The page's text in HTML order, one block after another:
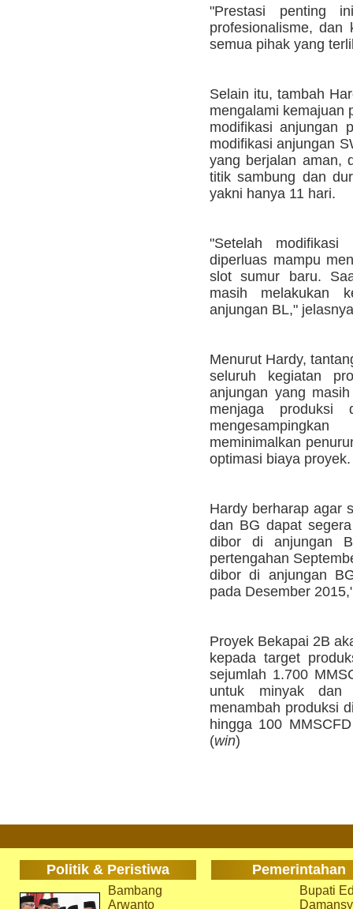
"Prestasi penting
profesionalisme, dan
semua pihak yang
Selain itu, tambah
mengalami kemajuan
modifikasi anjungan
modifikasi anjungan
yang berjalan aman,
titik sambung dan
yakni hanya 11 hari.
"Setelah
diperluas mampu
slot sumur baru.
masih melakukan
anjungan BL,"
Menurut Hardy,
seluruh kegiatan
anjungan yang
menjaga produksi
meminimalkan
optimasi biaya proyek.
Hardy berharap agar
dan BG dapat
dibor di anjungan
pertengahan
dibor di anjungan
pada Desember
Proyek Bekapai 2B
kepada target
sejumlah 1.700
untuk minyak dan
menambah produksi
hingga 100
(win)
Politik & Peristiwa Pemerintahan
Bambang
Arwanto
Bupati